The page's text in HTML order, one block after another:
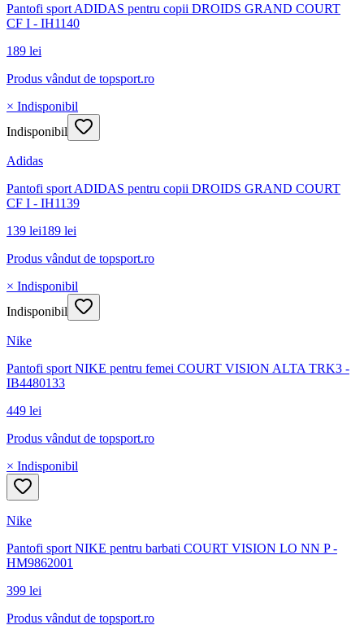
Pantofi sport ADIDAS pentru copii DROIDS GRAND COURT
CF I - IH1140
189 lei
Produs vândut de topsport.ro
× Indisponibil
Indisponibil
Adidas
Pantofi sport ADIDAS pentru copii DROIDS GRAND COURT
CF I - IH1139
139 lei189 lei
Produs vândut de topsport.ro
× Indisponibil
Indisponibil
Nike
Pantofi sport NIKE pentru femei COURT VISION ALTA TRK3 -
IB4480133
449 lei
Produs vândut de topsport.ro
× Indisponibil
Nike
Pantofi sport NIKE pentru barbati COURT VISION LO NN P -
HM9862001
399 lei
Produs vândut de topsport.ro